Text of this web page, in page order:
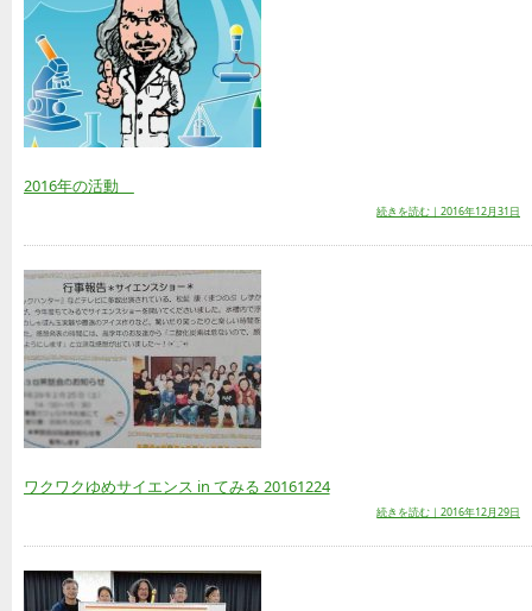
2016年の活動
続きを読む｜2016年12月31日
ワクワクゆめサイエンス in てみる 20161224
続きを読む｜2016年12月29日